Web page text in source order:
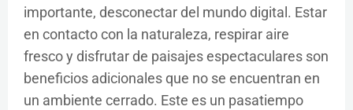
importante, desconectar del mundo digital. Estar
en contacto con la naturaleza, respirar aire
fresco y disfrutar de paisajes espectaculares son
beneficios adicionales que no se encuentran en
un ambiente cerrado. Este es un pasatiempo